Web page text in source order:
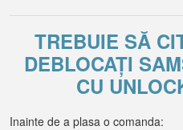
TREBUIE SĂ
DEBLOCAȚI
CU
Inainte de a plasa o comanda: